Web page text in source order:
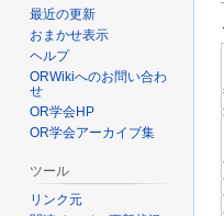
最近の更新
おまかせ表示
ヘルプ
ORWikiへのお問い合わ
せ
OR学会HP
OR学会アーカイブ集
ツール
リンク元